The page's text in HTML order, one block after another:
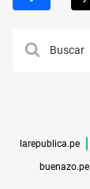
larepublica.pe
buenazo.pe